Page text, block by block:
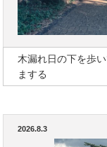
木漏れ日の下を歩
まする
2026.8.3